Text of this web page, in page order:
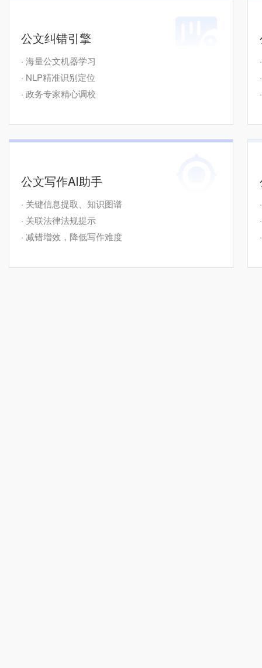
公文纠错引擎
· 海量公文机器学习
· NLP精准识别定位
· 政务专家精心调校
公文写作AI助手
· 关键信息提取、知识图谱
· 关联法律法规提示
· 减错增效，降低写作难度